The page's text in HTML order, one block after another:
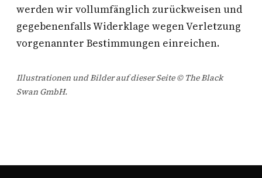
werden wir vollumfänglich zurückweisen und
gegebenenfalls Widerklage wegen Verletzung
vorgenannter Bestimmungen einreichen.
Illustrationen und Bilder auf dieser Seite © The Black
Swan GmbH.